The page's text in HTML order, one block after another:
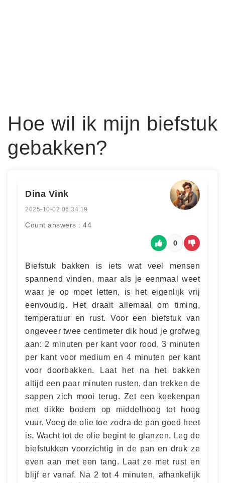
Hoe wil ik mijn biefstuk
gebakken?
Dina Vink
2025-10-02 06:34:19
Count answers : 44
0
Biefstuk bakken is iets wat veel mensen
spannend vinden, maar als je eenmaal weet
waar je op moet letten, is het eigenlijk vrij
eenvoudig. Het draait allemaal om timing,
temperatuur en rust. Voor een biefstuk van
ongeveer twee centimeter dik houd je grofweg
aan: 2 minuten per kant voor rood, 3 minuten
per kant voor medium en 4 minuten per kant
voor doorbakken. Laat het na het bakken
altijd een paar minuten rusten, dan trekken de
sappen zich mooi terug. Zet een koekenpan
met dikke bodem op middelhoog tot hoog
vuur. Voeg de olie toe zodra de pan goed heet
is. Wacht tot de olie begint te glanzen. Leg de
biefstukken voorzichtig in de pan en druk ze
even aan met een tang. Laat ze met rust en
blijf er vanaf. Na 2 tot 4 minuten, afhankelijk